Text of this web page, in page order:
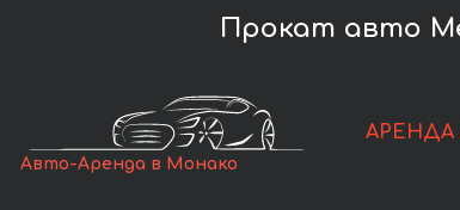
Прокат авто
Авто-Аренда в Монако
АРЕНДА